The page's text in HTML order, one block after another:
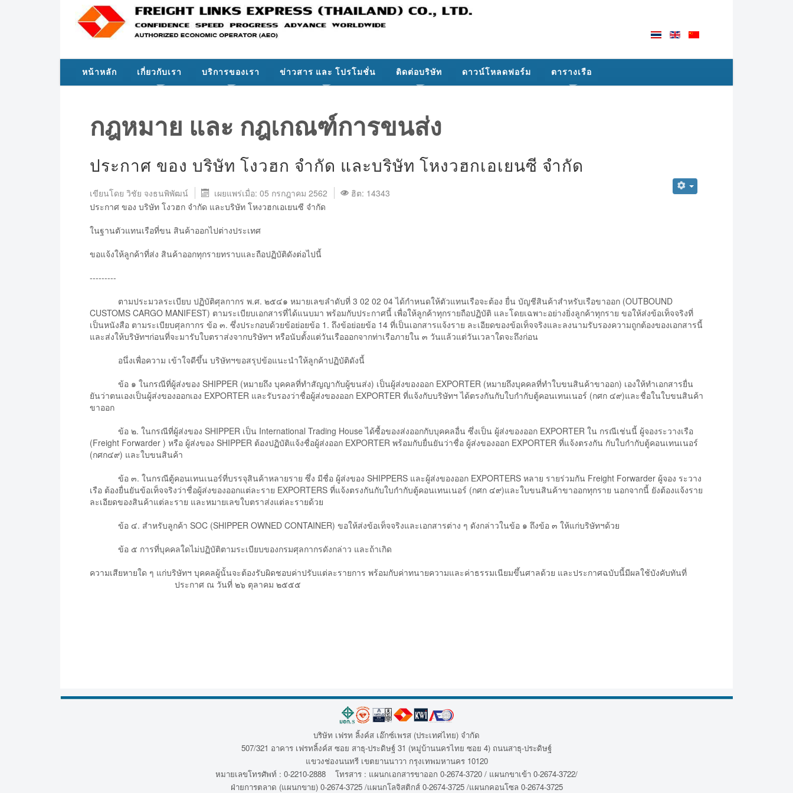
หน้าหลัก เกี่ยวกับเรา บริการของเรา ข่าวสาร และ โปรโมชั่น ติดต่อบริษัท ดาวน์โหลดฟอร์ม ตารางเรือ
กฎหมาย และ กฎเกณฑ์การขนส่ง
ประกาศ ของ บริษัท โงวฮก จำกัด และบริษัท โหงวฮกเอเยนซี จำกัด
เขียนโดย วิชัย จงธนพิพัฒน์ เผยแพร่เมื่อ: 05 กรกฎาคม 2562
ฮิต: 14343
ประกาศ ของ บริษัท โงวฮก จำกัด และบริษัท โหงวฮกเอเยนซี จำกัด
ในฐานตัวแทนเรือที่ขน สินค้าออกไปต่างประเทศ
ขอแจ้งให้ลูกค้าที่ส่ง สินค้าออกทุกรายทราบและถือปฏิบัติดังต่อไปนี้
---------
ตามประมวลระเบียบ ปฏิบัติศุลกากร พ.ศ. ๒๕๔๑ หมายเลขลำดับที่ 3 02 02 04 ได้กำหนดให้ตัวแทนเรือจะต้อง ยื่น บัญชีสินค้าสำหรับเรือขาออก (OUTBOUND
CUSTOMS CARGO MANIFEST) ตามระเบียบเอกสารที่ได้แนบมา พร้อมกับประกาศนี้ เพื่อให้ลูกค้าทุกรายถือปฏิบัติ และโดยเฉพาะอย่างยิ่งลูกค้าทุกราย ขอให้ส่งข้อเท็จจริงที่
เป็นหนังสือ ตามระเบียบศุลกากร ข้อ ๓. ซึ่งประกอบด้วยข้อย่อยข้อ 1. ถึงข้อย่อยข้อ 14 ที่เป็นเอกสารแจ้งราย ละเอียดของข้อเท็จจริงและลงนามรับรองความถูกต้องของเอกสารนี้
และส่งให้บริษัทฯก่อนที่จะมารับใบตราส่งจากบริษัทฯ หรือนับตั้งแต่วันเรือออกจากท่าเรือภายใน ๓ วันแล้วแต่วันเวลาใดจะถึงก่อน
อนึ่งเพื่อความ เข้าใจดีขึ้น บริษัทฯขอสรุปข้อแนะนำให้ลูกค้าปฏิบัติดังนี้
ข้อ ๑ ในกรณีที่ผู้ส่งของ SHIPPER (หมายถึง บุคคลที่ทำสัญญากับผู้ขนส่ง) เป็นผู้ส่งของออก EXPORTER (หมายถึงบุคคลที่ทำใบขนสินค้าขาออก) เองให้ทำเอกสารยื่น
ยันว่าตนเองเป็นผู้ส่งของออกเอง EXPORTER และรับรองว่าชื่อผู้ส่งของออก EXPORTER ที่แจ้งกับบริษัทฯ ได้ตรงกันกับใบกำกับตู้คอนเทนเนอร์ (กศก ๔๙)และชื่อในใบขนสินค้า
ขาออก
ข้อ ๒. ในกรณีที่ผู้ส่งของ SHIPPER เป็น International Trading House ได้ซื้อของส่งออกกับบุคคลอื่น ซึ่งเป็น ผู้ส่งของออก EXPORTER ใน กรณีเช่นนี้ ผู้จองระวางเรือ
(Freight Forwarder ) หรือ ผู้ส่งของ SHIPPER ต้องปฏิบัติแจ้งชื่อผู้ส่งออก EXPORTER พร้อมกับยื่นยันว่าชื่อ ผู้ส่งของออก EXPORTER ที่แจ้งตรงกัน กับใบกำกับตู้คอนเทนเนอร์
(กศก๔๙) และใบขนสินค้า
ข้อ ๓. ในกรณีตู้คอนเทนเนอร์ที่บรรจุสินค้าหลายราย ซึ่ง มีชื่อ ผู้ส่งของ SHIPPERS และผู้ส่งของออก EXPORTERS หลาย รายร่วมกัน Freight Forwarder ผู้จอง ระวาง
เรือ ต้องยื่นยันข้อเท็จจริงว่าชื่อผู้ส่งของออกแต่ละราย EXPORTERS ที่แจ้งตรงกันกับใบกำกับตู้คอนเทนเนอร์ (กศก ๔๙)และใบขนสินค้าขาออกทุกราย นอกจากนี้ ยังต้องแจ้งราย
ละเอียดของสินค้าแต่ละราย และหมายเลขใบตราส่งแต่ละรายด้วย
ข้อ ๔. สำหรับลูกค้า SOC (SHIPPER OWNED CONTAINER) ขอให้ส่งข้อเท็จจริงและเอกสารต่าง ๆ ดังกล่าวในข้อ ๑ ถึงข้อ ๓ ให้แก่บริษัทฯด้วย
ข้อ ๕ การที่บุคคลใดไม่ปฏิบัติตามระเบียบของกรมศุลกากรดังกล่าว และถ้าเกิด
ความเสียหายใด ๆ แก่บริษัทฯ บุคคลผู้นั้นจะต้องรับผิดชอบค่าปรับแต่ละรายการ พร้อมกับค่าทนายความและค่าธรรมเนียมขึ้นศาลด้วย และประกาศฉบับนี้มีผลใช้บังคับทันที่
ประกาศ ณ วันที่ ๒๖ ตุลาคม ๒๕๕๕
บริษัท เฟรท ลิ้งค์ส เอ๊กซ์เพรส (ประเทศไทย) จำกัด
507/321 อาคาร เฟรทลิ้งค์ส ซอย สาธุ-ประดิษฐ์ 31 (หมู่บ้านนครไทย ซอย 4) ถนนสาธุ-ประดิษฐ์
แขวงช่องนนทรี เขตยานนาวา กรุงเทพมหานคร 10120
หมายเลขโทรศัพท์ : 0-2210-2888 โทรสาร : แผนกเอกสารขาออก 0-2674-3720 / แผนกขาเข้า 0-2674-3722/
ฝ่ายการตลาด (แผนกขาย) 0-2674-3725 /แผนกโลจิสติกส์ 0-2674-3725 /แผนกคอนโซล 0-2674-3725